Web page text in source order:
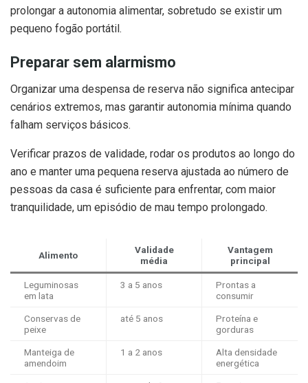
prolongar a autonomia alimentar, sobretudo se existir um
pequeno fogão portátil.
Preparar sem alarmismo
Organizar uma despensa de reserva não significa antecipar
cenários extremos, mas garantir autonomia mínima quando
falham serviços básicos.
Verificar prazos de validade, rodar os produtos ao longo do
ano e manter uma pequena reserva ajustada ao número de
pessoas da casa é suficiente para enfrentar, com maior
tranquilidade, um episódio de mau tempo prolongado.
Alimento
Validade
média
Vantagem
principal
Leguminosas
em lata
3 a 5 anos
Prontas a
consumir
Conservas de
peixe
até 5 anos
Proteína e
gorduras
Manteiga de
amendoim
1 a 2 anos
Alta densidade
energética